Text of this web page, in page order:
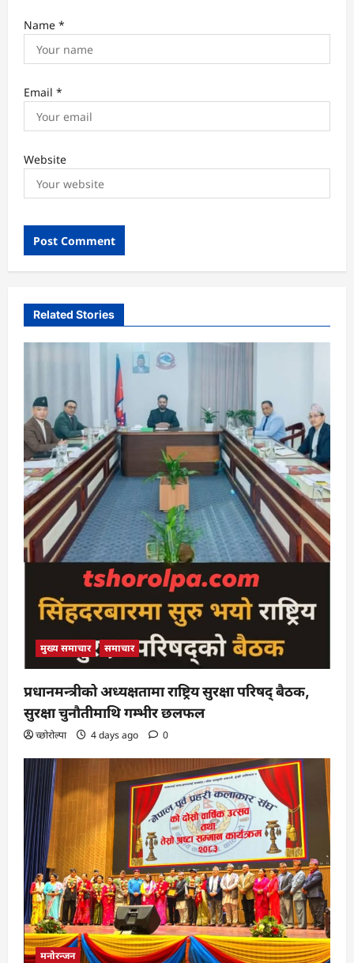
Name *
Email *
Website
Related Stories
मुख्य समाचार समाचार
प्रधानमन्त्रीको अध्यक्षतामा राष्ट्रिय सुरक्षा परिषद् बैठक,
सुरक्षा चुनौतीमाथि गम्भीर छलफल
च्छोरोल्पा 4 days ago 0
मनोरन्जन